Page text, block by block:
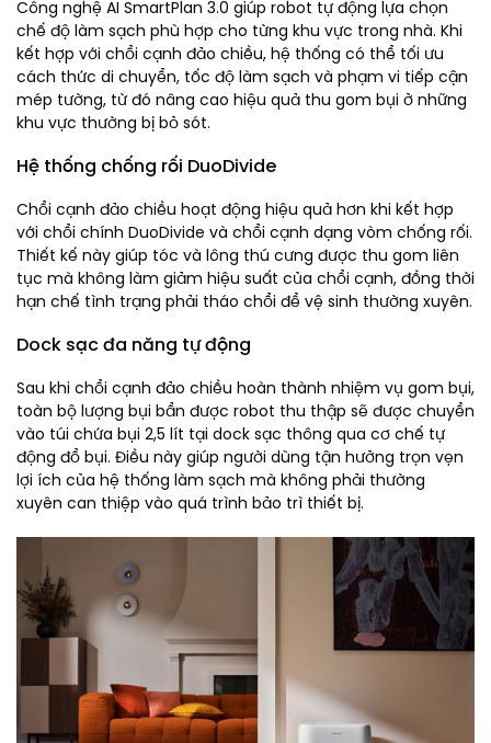
Công nghệ AI SmartPlan 3.0 giúp robot tự động lựa chọn
chế độ làm sạch phù hợp cho từng khu vực trong nhà. Khi
kết hợp với chổi cạnh đảo chiều, hệ thống có thể tối ưu
cách thức di chuyển, tốc độ làm sạch và phạm vi tiếp cận
mép tường, từ đó nâng cao hiệu quả thu gom bụi ở những
khu vực thường bị bỏ sót.
Hệ thống chống rối DuoDivide
Chổi cạnh đảo chiều hoạt động hiệu quả hơn khi kết hợp
với chổi chính DuoDivide và chổi cạnh dạng vòm chống rối.
Thiết kế này giúp tóc và lông thú cưng được thu gom liên
tục mà không làm giảm hiệu suất của chổi cạnh, đồng thời
hạn chế tình trạng phải tháo chổi để vệ sinh thường xuyên.
Dock sạc đa năng tự động
Sau khi chổi cạnh đảo chiều hoàn thành nhiệm vụ gom bụi,
toàn bộ lượng bụi bẩn được robot thu thập sẽ được chuyển
vào túi chứa bụi 2,5 lít tại dock sạc thông qua cơ chế tự
động đổ bụi. Điều này giúp người dùng tận hưởng trọn vẹn
lợi ích của hệ thống làm sạch mà không phải thường
xuyên can thiệp vào quá trình bảo trì thiết bị.